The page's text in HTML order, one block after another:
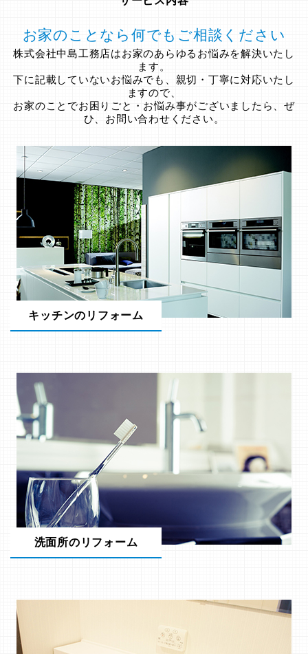
お家のことなら何でもご相談ください
株式会社中島工務店はお家のあらゆるお悩みを解決いたし
ます。
下に記載していないお悩みでも、親切・丁寧に対応いたし
ますので、
お家のことでお困りごと・お悩み事がございましたら、ぜ
ひ、お問い合わせください。
キッチンのリフォーム
洗面所のリフォーム